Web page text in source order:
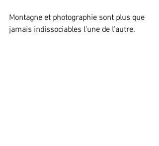
Montagne et photographie sont plus que
jamais indissociables l'une de l'autre.